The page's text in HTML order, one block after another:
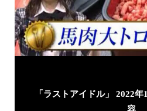
「ラストアイドル」 2022
容